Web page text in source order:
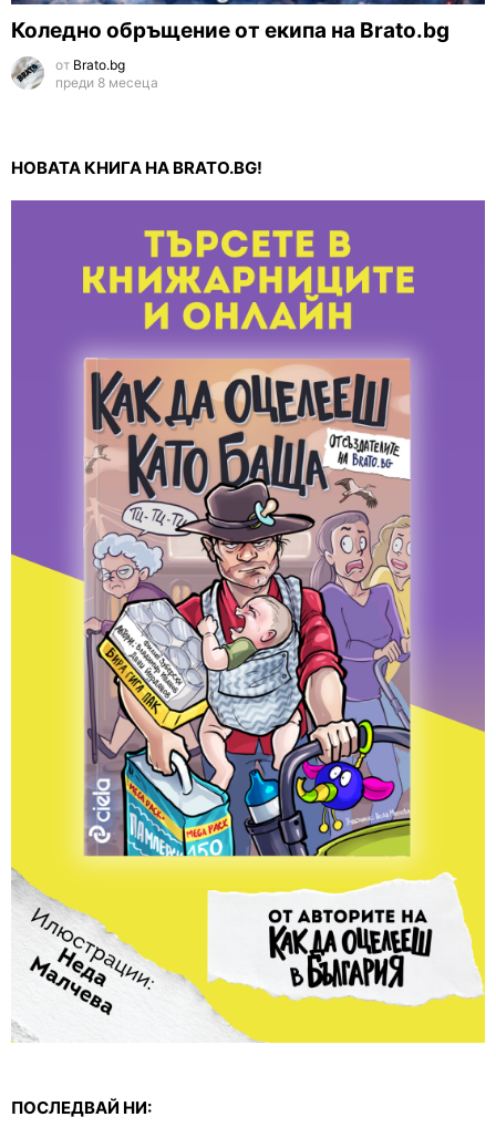
Коледно обръщение от екипа на Brato.bg
от Brato.bg
преди 8 месеца
НОВАТА КНИГА НА BRATO.BG!
ПОСЛЕДВАЙ НИ: